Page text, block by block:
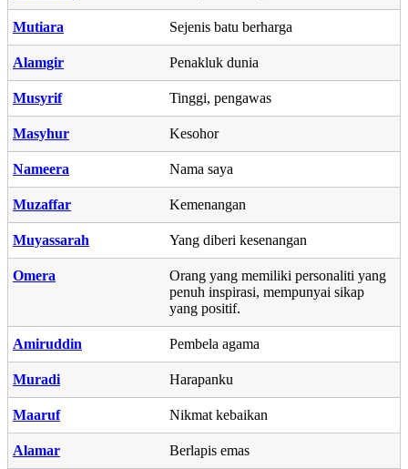
Mutiara Sejenis batu berharga
Alamgir Penakluk dunia
Musyrif Tinggi, pengawas
Masyhur Kesohor
Nameera Nama saya
Muzaffar Kemenangan
Muyassarah Yang diberi kesenangan
Omera
Orang yang memiliki personaliti yang
penuh inspirasi, mempunyai sikap
yang positif.
Amiruddin Pembela agama
Muradi Harapanku
Maaruf Nikmat kebaikan
Alamar Berlapis emas